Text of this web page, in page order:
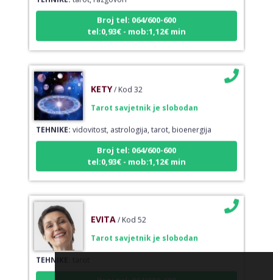
Broj tel: 064/600-600
tel:0,93€ - mob:1,12€ min
KETY
/ Kod 32
Tarot savjetnik je slobodan
TEHNIKE:vidovitost, astrologija, tarot, bioenergija
Broj tel: 064/600-600
tel:0,93€ - mob:1,12€ min
EVITA / Kod 52
Tarot savjetnik je slobodan
TEHNIKE:tarot